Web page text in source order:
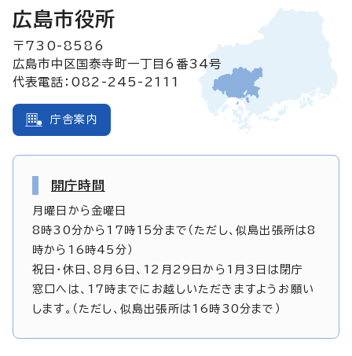
広島市役所
〒730-8586
広島市中区国泰寺町一丁目6番34号
代表電話：082-245-2111
庁舎案内
開庁時間
月曜日から金曜日
8時30分から17時15分まで（ただし、似島出張所は8
時から16時45分）
祝日・休日、8月6日、12月29日から1月3日は閉庁
窓口へは、17時までにお越しいただきますようお願い
します。（ただし、似島出張所は16時30分まで）